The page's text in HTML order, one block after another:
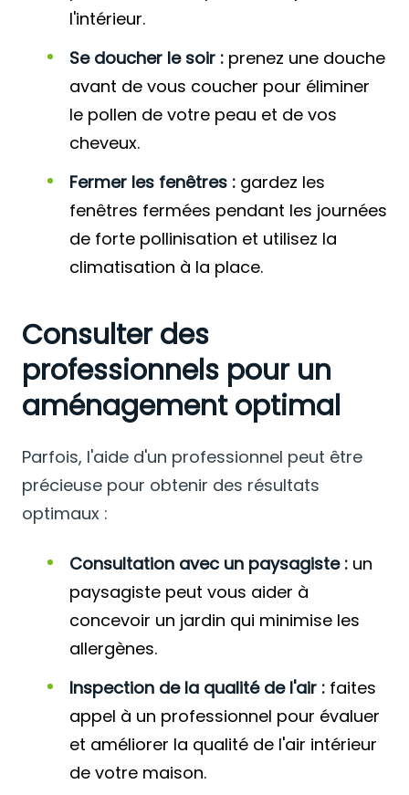
l'intérieur.
Se doucher le soir : prenez une douche
avant de vous coucher pour éliminer
le pollen de votre peau et de vos
cheveux.
Fermer les fenêtres : gardez les
fenêtres fermées pendant les journées
de forte pollinisation et utilisez la
climatisation à la place.
Consulter des
professionnels pour un
aménagement optimal
Parfois, l'aide d'un professionnel peut être
précieuse pour obtenir des résultats
optimaux :
Consultation avec un paysagiste : un
paysagiste peut vous aider à
concevoir un jardin qui minimise les
allergènes.
Inspection de la qualité de l'air : faites
appel à un professionnel pour évaluer
et améliorer la qualité de l'air intérieur
de votre maison.